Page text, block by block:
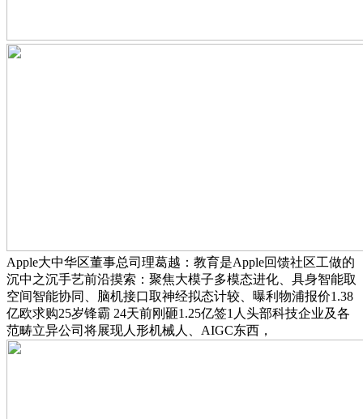
Apple大中华区董事总司理葛越：教育是Apple回馈社区工做的
沉中之沉手艺前沿摸索：聚焦大模子多模态进化、具身智能取
空间智能协同、脑机接口取神经拟态计较、曝利物浦报价1.38
亿欧求购25岁锋霸 24天前刚砸1.25亿签1人头部科技企业及各
范畴立异公司将展现人形机械人、AIGC东西，